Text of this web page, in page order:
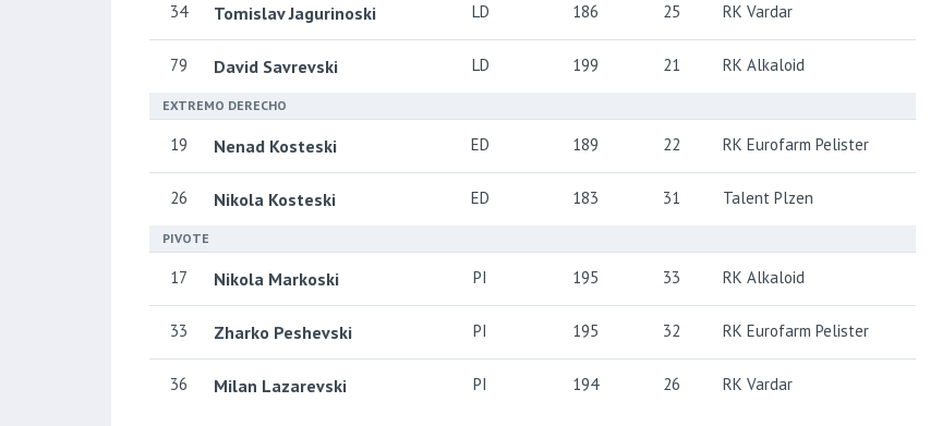
34 Tomislav Jagurinoski LD 186 25 RK Vardar
79 David Savrevski LD 199 21 RK Alkaloid
EXTREMO DERECHO
19 Nenad Kosteski ED 189 22 RK Eurofarm Pelister
26 Nikola Kosteski ED 183 31 Talent Plzen
PIVOTE
17 Nikola Markoski PI 195 33 RK Alkaloid
33 Zharko Peshevski PI 195 32 RK Eurofarm Pelister
36 Milan Lazarevski PI 194 26 RK Vardar